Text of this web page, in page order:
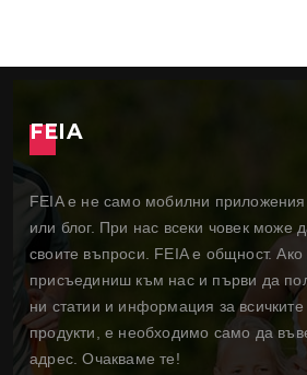
FEIA
FEIA е не само мобилни
или блог. При нас всеки човек може
своите въпроси. FEIA е общност.
присъединиш към нас и първи да
ни статии и информация за всичките
продукти, е необходимо само да
адрес. Очакваме те!